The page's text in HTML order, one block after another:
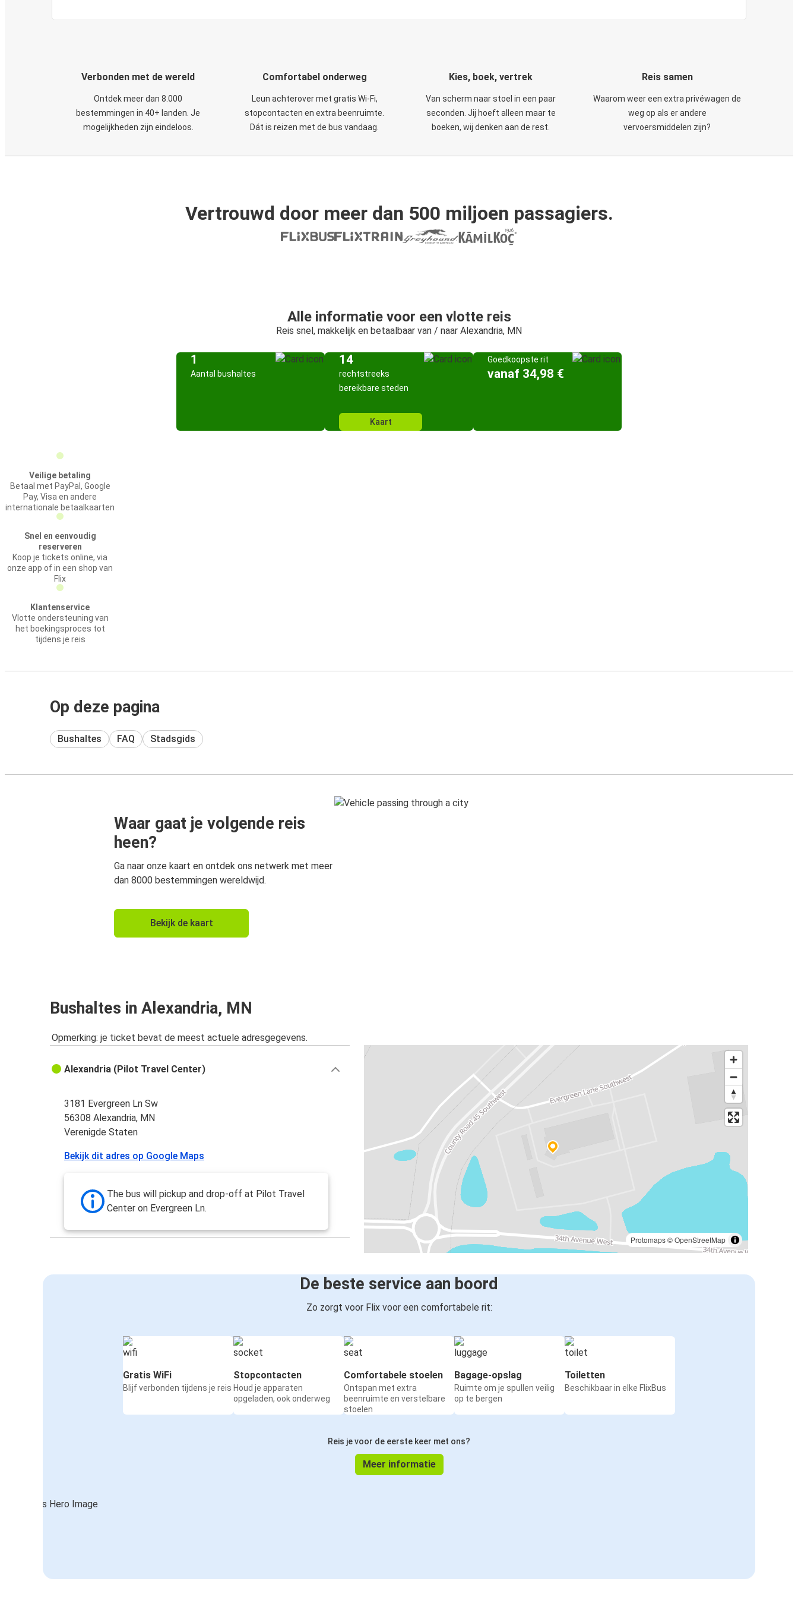
Verbonden met de wereld
Ontdek meer dan 8.000
bestemmingen in 40+ landen. Je
mogelijkheden zijn eindeloos.
Comfortabel onderweg
Leun achterover met gratis Wi-Fi,
stopcontacten en extra beenruimte.
Dát is reizen met de bus vandaag.
Kies, boek, vertrek
Van scherm naar stoel in een paar
seconden. Jij hoeft alleen maar te
boeken, wij denken aan de rest.
Reis samen
Waarom weer een extra privéwagen de
weg op als er andere
vervoersmiddelen zijn?
Vertrouwd door meer dan 500 miljoen passagiers.
Alle informatie voor een vlotte reis
Reis snel, makkelijk en betaalbaar van / naar Alexandria, MN
1
Aantal bushaltes
14
rechtstreeks
bereikbare steden
Kaart
Goedkoopste rit
vanaf 34,98 €
Veilige betaling
Betaal met PayPal, Google
Pay, Visa en andere
internationale betaalkaarten
Snel en eenvoudig
reserveren
Koop je tickets online, via
onze app of in een shop van
Flix
Klantenservice
Vlotte ondersteuning van
het boekingsproces tot
tijdens je reis
Op deze pagina
Bushaltes FAQ Stadsgids
Waar gaat je volgende reis
heen?
Ga naar onze kaart en ontdek ons netwerk met meer
dan 8000 bestemmingen wereldwijd.
Bekijk de kaart
Bushaltes in Alexandria, MN
Opmerking: je ticket bevat de meest actuele adresgegevens.
Protomaps©OpenStreetMap
Alexandria (Pilot Travel Center)
3181 Evergreen Ln Sw
56308 Alexandria, MN
Verenigde Staten
Bekijk dit adres op Google Maps
The bus will pickup and drop-off at Pilot Travel
Center on Evergreen Ln.
De beste service aan boord
Zo zorgt voor Flix voor een comfortabele rit:
Gratis WiFi
Blijf verbonden tijdens je reis
Stopcontacten
Houd je apparaten
opgeladen, ook onderweg
Comfortabele stoelen
Ontspan met extra
beenruimte en verstelbare
stoelen
Bagage-opslag
Ruimte om je spullen veilig
op te bergen
Toiletten
Beschikbaar in elke FlixBus
Reis je voor de eerste keer met ons?
Meer informatie